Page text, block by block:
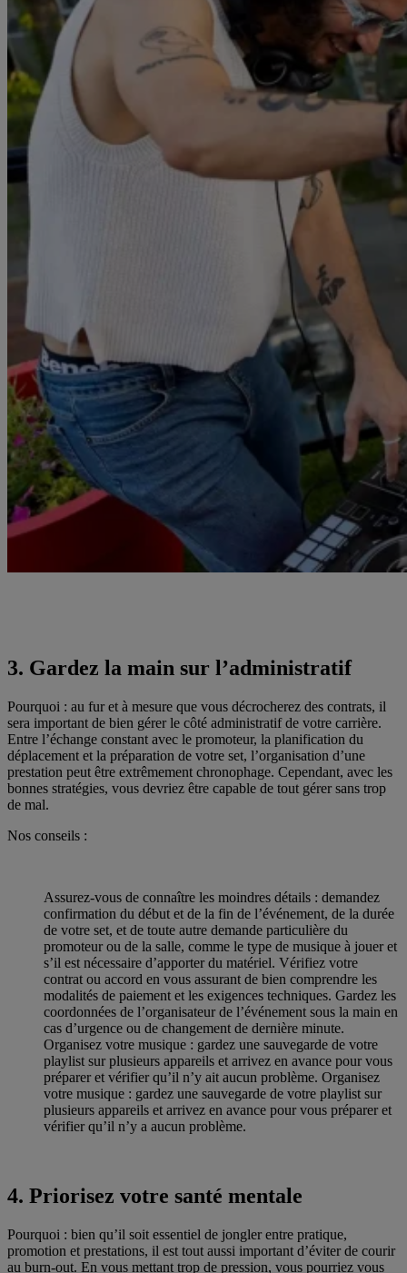
3. Gardez la main sur l’administratif
Pourquoi : au fur et à mesure que vous décrocherez des contrats, il
sera important de bien gérer le côté administratif de votre carrière.
Entre l’échange constant avec le promoteur, la planification du
déplacement et la préparation de votre set, l’organisation d’une
prestation peut être extrêmement chronophage. Cependant, avec les
bonnes stratégies, vous devriez être capable de tout gérer sans trop
de mal.
Nos conseils :
Assurez-vous de connaître les moindres détails : demandez
confirmation du début et de la fin de l’événement, de la durée
de votre set, et de toute autre demande particulière du
promoteur ou de la salle, comme le type de musique à jouer et
s’il est nécessaire d’apporter du matériel. Vérifiez votre
contrat ou accord en vous assurant de bien comprendre les
modalités de paiement et les exigences techniques. Gardez les
coordonnées de l’organisateur de l’événement sous la main en
cas d’urgence ou de changement de dernière minute.
Organisez votre musique : gardez une sauvegarde de votre
playlist sur plusieurs appareils et arrivez en avance pour vous
préparer et vérifier qu’il n’y ait aucun problème. Organisez
votre musique : gardez une sauvegarde de votre playlist sur
plusieurs appareils et arrivez en avance pour vous préparer et
vérifier qu’il n’y a aucun problème.
4. Priorisez votre santé mentale
Pourquoi : bien qu’il soit essentiel de jongler entre pratique,
promotion et prestations, il est tout aussi important d’éviter de courir
au burn-out. En vous mettant trop de pression, vous pourriez vous